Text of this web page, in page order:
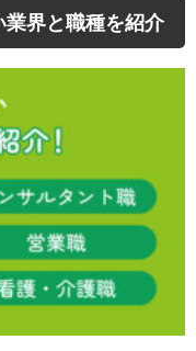
界と職種を紹介